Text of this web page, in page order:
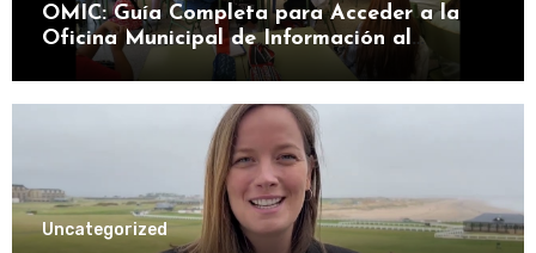
OMIC: Guía Completa para Acceder a la
Oficina Municipal de Información al
Consumidor
Uncategorized